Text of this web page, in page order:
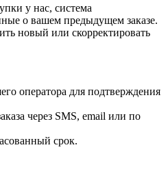
у нас, система
о вашем предыдущем заказе.
новый или скорректировать
оператора для подтверждения
через SMS, email или по
срок.